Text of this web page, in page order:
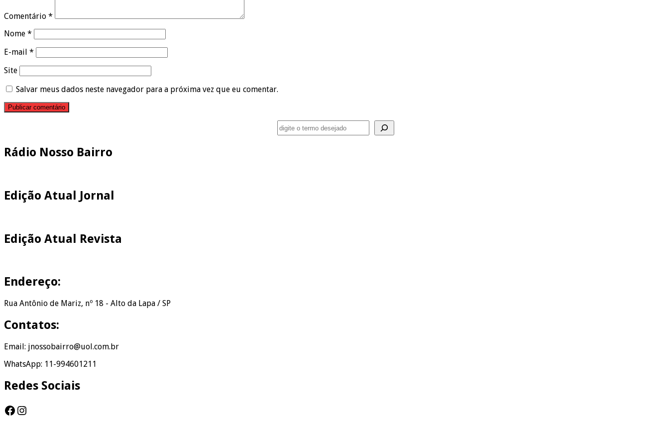
Comentário *
Nome *
E-mail *
Site
Salvar meus dados neste navegador para a próxima vez que eu comentar.
Rádio Nosso Bairro
Edição Atual Jornal
Edição Atual Revista
Endereço:
Rua Antônio de Mariz, nº 18 - Alto da Lapa / SP
Contatos:
Email: jnossobairro@uol.com.br
WhatsApp: 11-994601211
Redes Sociais
Facebook
Instagram